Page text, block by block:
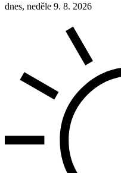
dnes, neděle 9. 8. 2026